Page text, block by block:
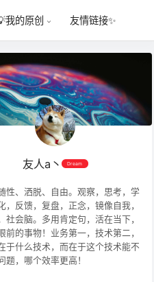
我的原创 友情链接✨
友人a丶 Dream
性、洒脱、自由。观察，思考，学
，反馈，复盘，正念，镜像自我，
社会脑。多用肯定句，活在当下，
前的事物！业务第一，技术第二，
于什么技术，而在于这个技术能不
题，哪个效率更高！